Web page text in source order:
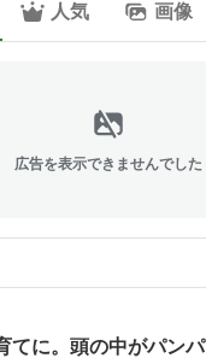
人気 画像
広告を表示できませんでした
てに。頭の中がパンパ